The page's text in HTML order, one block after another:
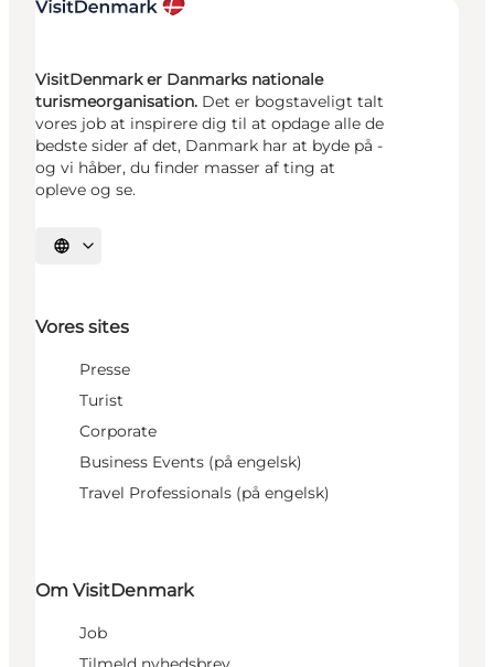
VisitDenmark er Danmarks nationale
turismeorganisation. Det er bogstaveligt talt
vores job at inspirere dig til at opdage alle de
bedste sider af det, Danmark har at byde på -
og vi håber, du finder masser af ting at
opleve og se.
Vælg sprog
Vores sites
Presse
Turist
Corporate
Business Events (på engelsk)
Travel Professionals (på engelsk)
Om VisitDenmark
Job